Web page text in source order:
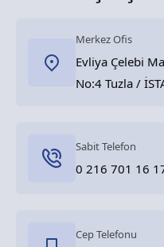
Merkez Ofis
Evliya Çelebi
No:4 Tuzla /
Sabit Telefon
0 216 701 16
Cep Telefonu